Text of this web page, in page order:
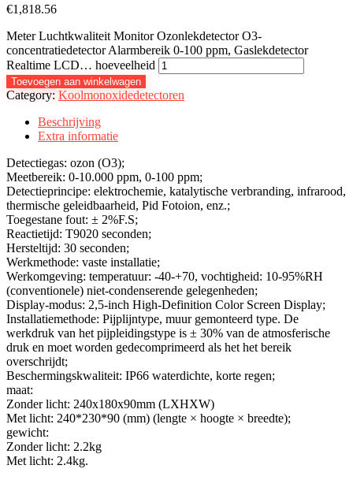
€1,818.56
Meter Luchtkwaliteit Monitor Ozonlekdetector O3-
concentratiedetector Alarmbereik 0-100 ppm, Gaslekdetector
Realtime LCD… hoeveelheid
Toevoegen aan winkelwagen
Category: Koolmonoxidedetectoren
Beschrijving
Extra informatie
Detectiegas: ozon (O3);
Meetbereik: 0-10.000 ppm, 0-100 ppm;
Detectieprincipe: elektrochemie, katalytische verbranding, infrarood,
thermische geleidbaarheid, Pid Fotoion, enz.;
Toegestane fout: ± 2%F.S;
Reactietijd: T9020 seconden;
Hersteltijd: 30 seconden;
Werkmethode: vaste installatie;
Werkomgeving: temperatuur: -40-+70, vochtigheid: 10-95%RH
(conventionele) niet-condenserende gelegenheden;
Display-modus: 2,5-inch High-Definition Color Screen Display;
Installatiemethode: Pijplijntype, muur gemonteerd type. De
werkdruk van het pijpleidingstype is ± 30% van de atmosferische
druk en moet worden gedecomprimeerd als het het bereik
overschrijdt;
Beschermingskwaliteit: IP66 waterdichte, korte regen;
maat:
Zonder licht: 240x180x90mm (LXHXW)
Met licht: 240*230*90 (mm) (lengte × hoogte × breedte);
gewicht:
Zonder licht: 2.2kg
Met licht: 2.4kg.